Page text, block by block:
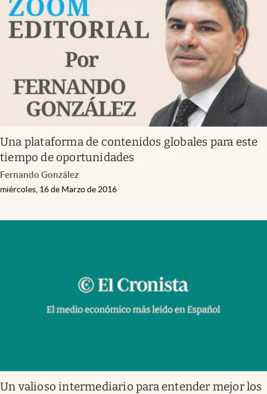
Infotechnology
Clase
Eventos Corporativos
El Cronista Studio
Mediakit
abre en nueva pestaña
Argentina
Una plataforma de contenidos globales para este
tiempo de oportunidades
Fernando González
miércoles, 16 de Marzo de 2016
Un valioso intermediario para entender mejor los